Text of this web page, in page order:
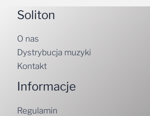
Soliton
O nas
Dystrybucja muzyki
Kontakt
Informacje
Regulamin